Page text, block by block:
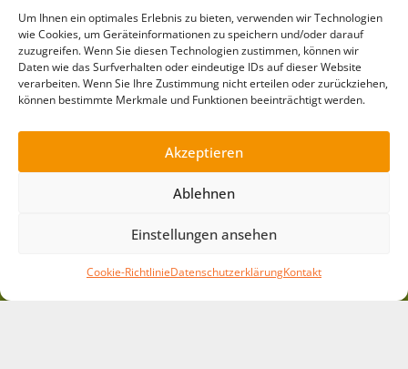
Um Ihnen ein optimales Erlebnis zu bieten, verwenden wir Technologien
wie Cookies, um Geräteinformationen zu speichern und/oder darauf
zuzugreifen. Wenn Sie diesen Technologien zustimmen, können wir
Daten wie das Surfverhalten oder eindeutige IDs auf dieser Website
verarbeiten. Wenn Sie Ihre Zustimmung nicht erteilen oder zurückziehen,
können bestimmte Merkmale und Funktionen beeinträchtigt werden.
Akzeptieren
Ablehnen
Einstellungen ansehen
Cookie-RichtlinieDatenschutzerklärungKontakt
Kontakt
Evangelisches Bildungs- und Projektzentrum
| E-Mail:info@villajuehling.de